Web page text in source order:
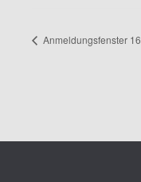
Anmeldungsfenster 16